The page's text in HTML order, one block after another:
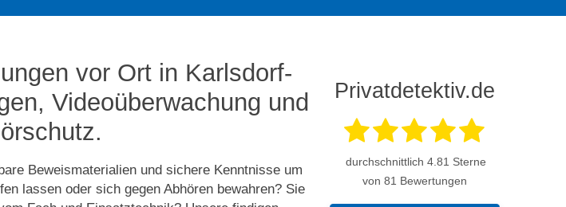
vor Ort in Karlsdorf-
Video­­überwachung und
Beweismaterialien und sichere Kenntnisse um
lassen oder sich gegen Abhören bewahren? Sie
Privatdetektiv.de
durchschnittlich4.81 Sterne
von 81 Bewertungen